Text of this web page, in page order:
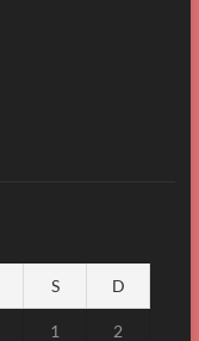
S D
1 2